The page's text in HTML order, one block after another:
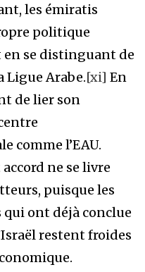
les émiratis
politique
se distinguant de
Ligue Arabe.[xi] En
de lier son
comme l’EAU.
ne se livre
puisque les
qui ont déjà conclue
restent froides